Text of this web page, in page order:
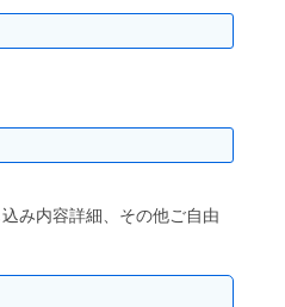
み内容詳細、その他ご自由